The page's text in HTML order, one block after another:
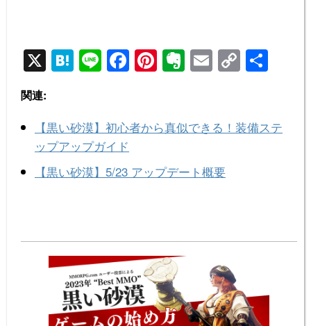
X H
at
n
a
Li
n
F
a
e
o
Pi
nt
e
E
v
n
e
E
m
C
o
y
関連:
【黒い砂漠】初心者から真似できる！装備ステ
ップアップガイド
【黒い砂漠】5/23 アップデート概要